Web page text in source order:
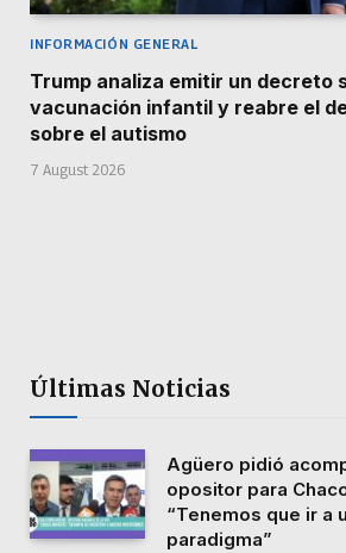
INFORMACIÓN GENERAL
Trump analiza emitir un decreto
vacunación infantil y reabre el
sobre el autismo
7 August 2026
Últimas Noticias
Agüero pidió
opositor para
“Tenemos que ir a
paradigma”